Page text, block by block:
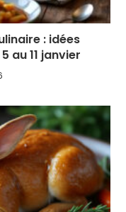
: idées
au 11 janvier